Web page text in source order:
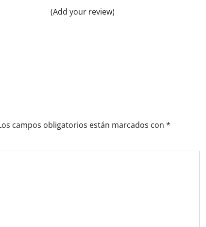
(Add your review)
campos obligatorios están marcados con *